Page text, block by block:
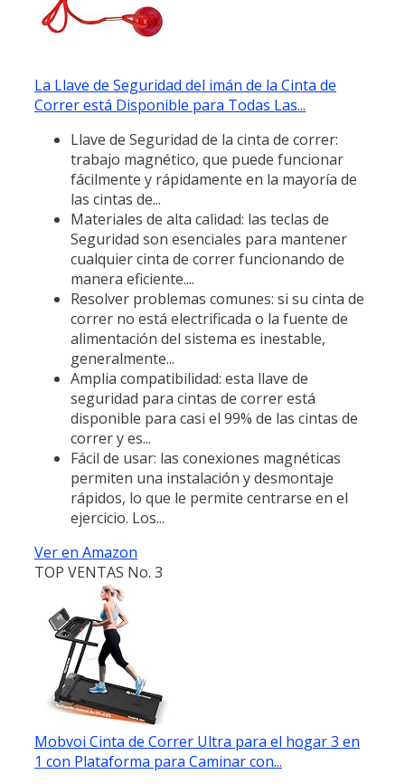
La Llave de Seguridad del imán de la Cinta de
Correr está Disponible para Todas Las...
Llave de Seguridad de la cinta de correr:
trabajo magnético, que puede funcionar
fácilmente y rápidamente en la mayoría de
las cintas de...
Materiales de alta calidad: las teclas de
Seguridad son esenciales para mantener
cualquier cinta de correr funcionando de
manera eficiente....
Resolver problemas comunes: si su cinta de
correr no está electrificada o la fuente de
alimentación del sistema es inestable,
generalmente...
Amplia compatibilidad: esta llave de
seguridad para cintas de correr está
disponible para casi el 99% de las cintas de
correr y es...
Fácil de usar: las conexiones magnéticas
permiten una instalación y desmontaje
rápidos, lo que le permite centrarse en el
ejercicio. Los...
Ver en Amazon
TOP VENTAS No. 3
Mobvoi Cinta de Correr Ultra para el hogar 3 en
1 con Plataforma para Caminar con...